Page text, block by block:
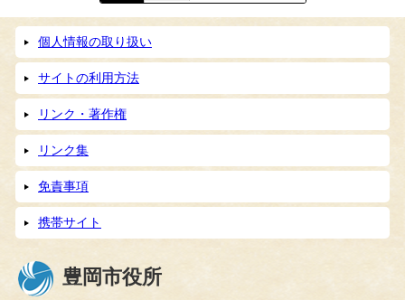
個人情報の取り扱い
サイトの利用方法
リンク・著作権
リンク集
免責事項
携帯サイト
豊岡市役所